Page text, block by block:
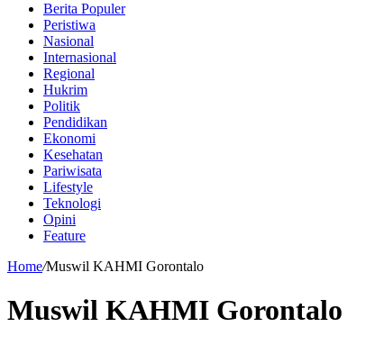
Berita Populer
Peristiwa
Nasional
Internasional
Regional
Hukrim
Politik
Pendidikan
Ekonomi
Kesehatan
Pariwisata
Lifestyle
Teknologi
Opini
Feature
Home/Muswil KAHMI Gorontalo
Muswil KAHMI Gorontalo